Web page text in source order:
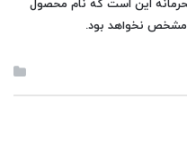
این است که نام محصول
نخواهد بود.